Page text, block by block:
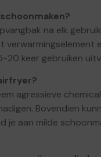
na elk
20 keer gebruiken
agressieve
Bovendien
je aan milde